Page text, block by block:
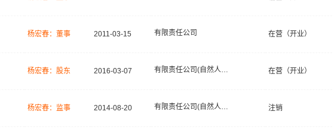
杨宏春：董事 2011-03-15 有限责任公司 在营（开业）
杨宏春：股东 2016-03-07 有限责任公司(自然人投资或控股) 在营（开业）
杨宏春：监事 2014-08-20 有限责任公司(自然人独资) 注销